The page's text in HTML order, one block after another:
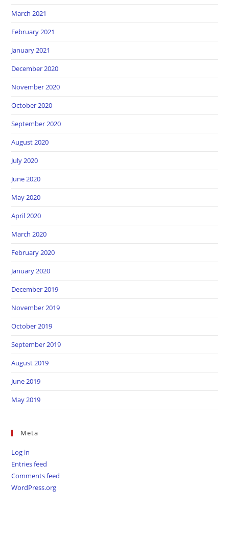
March 2021
February 2021
January 2021
December 2020
November 2020
October 2020
September 2020
August 2020
July 2020
June 2020
May 2020
April 2020
March 2020
February 2020
January 2020
December 2019
November 2019
October 2019
September 2019
August 2019
June 2019
May 2019
Meta
Log in
Entries feed
Comments feed
WordPress.org